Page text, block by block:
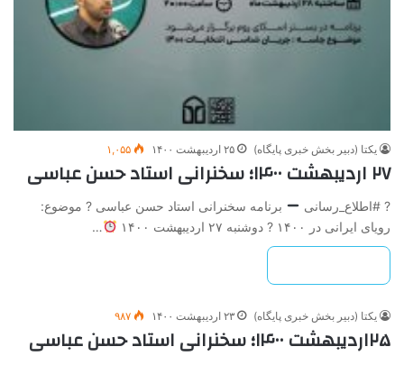
یکتا (دبیر بخش خبری پایگاه) ۲۵ اردیبهشت ۱۴۰۰ ۱,۰۵۵
۲۷ اردیبهشت ۱۴۰۰؛ سخنرانی استاد حسن عباسی
? #اطلاع_رسانی
برنامه سخنرانی استاد حسن عباسی ? موضوع:
رویای ایرانی در ۱۴۰۰ ? دوشنبه ۲۷ اردیبهشت ۱۴۰۰
…
یکتا (دبیر بخش خبری پایگاه) ۲۳ اردیبهشت ۱۴۰۰ ۹۸۷
۲۵اردیبهشت ۱۴۰۰؛ سخنرانی استاد حسن عباسی